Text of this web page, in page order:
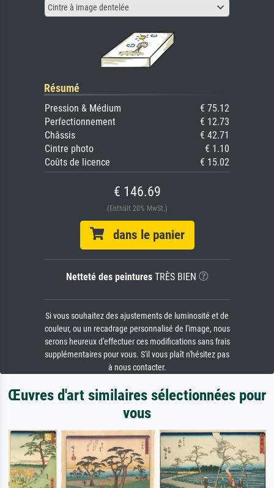
Cintre à image dentelée
Résumé
Pression & Médium
€ 75.12
Perfectionnement
€ 12.73
Châssis
€ 42.71
Cintre photo
€ 1.10
Coûts de licence
€ 15.02
€ 146.69
(Enthält 20% MwSt.)
dans le panier
Netteté des peinturesTRÈS BIEN
Si vous souhaitez des ajustements de luminosité et de
couleur, ou un recadrage personnalisé de l'image, nous
serons heureux d'effectuer ces modifications sans frais
supplémentaires pour vous. S'il vous plaît n'hésitez pas
à nous contacter.
Œuvres d'art similaires sélectionnées pour
vous